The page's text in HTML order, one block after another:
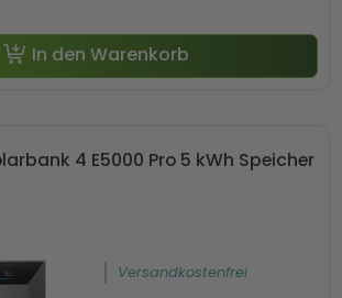
In den Warenkorb
4 E5000 Pro 5 kWh Speicher
Versandkostenfrei